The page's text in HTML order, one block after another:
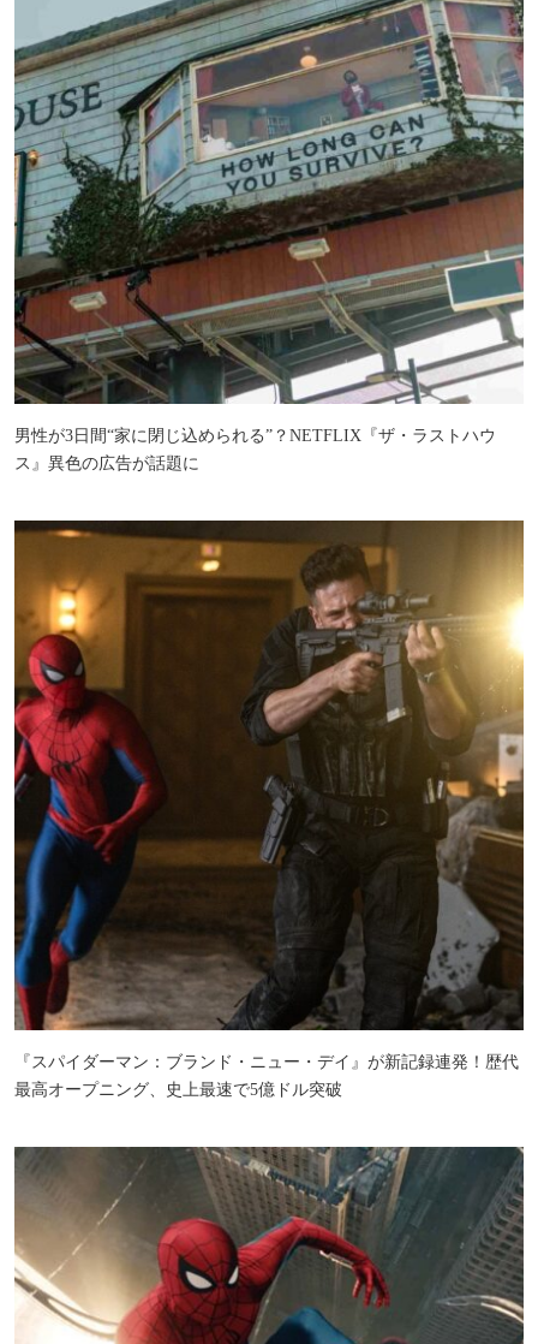
男性が3日間“家に閉じ込められる”？NETFLIX『ザ・ラストハウ
ス』異色の広告が話題に
『スパイダーマン：ブランド・ニュー・デイ』が新記録連発！歴代
最高オープニング、史上最速で5億ドル突破